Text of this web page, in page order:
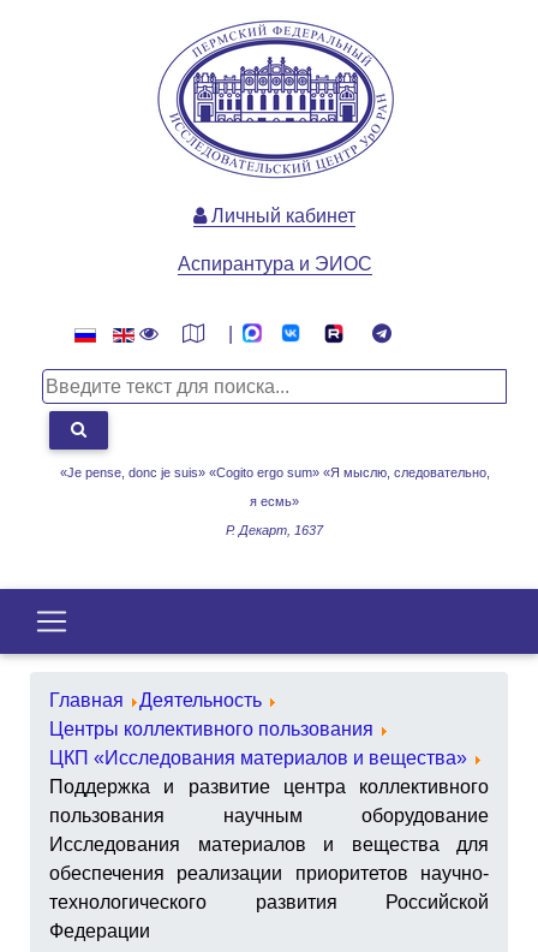
«Je pense, donc je suis» «Cogito ergo sum» «Я мыслю, следовательно,
я есмь»
Р. Декарт, 1637
Личный кабинет
Аспирантура и ЭИОС
Главная
Деятельность
Центры коллективного пользования
ЦКП «Исследования материалов и вещества»
Поддержка и развитие центра коллективного
пользования научным оборудование
Исследования материалов и вещества для
обеспечения реализации приоритетов научно-
технологического развития Российской
Федерации